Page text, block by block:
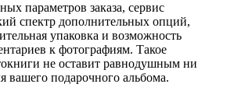
параметров заказа, сервис
спектр дополнительных опций,
упаковка и возможность
к фотографиям. Такое
не оставит равнодушным ни
вашего подарочного альбома.